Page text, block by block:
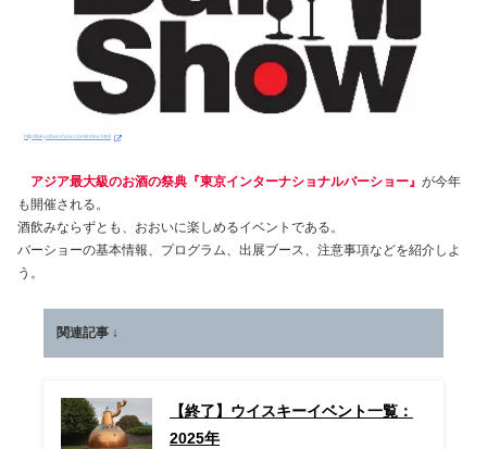
http://tokyobarshow.com/index.html
アジア最大級のお酒の祭典『東京インターナショナルバーショー』 が今年
も開催される。
酒飲みならずとも、おおいに楽しめるイベントである。
バーショーの基本情報、プログラム、出展ブース、注意事項などを紹介しよ
う。
関連記事 ↓
【終了】ウイスキーイベント一覧：
2025年